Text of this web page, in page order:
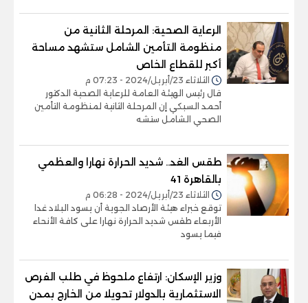
الرعاية الصحية: المرحلة الثانية من
منظومة التأمين الشامل ستشهد مساحة
أكبر للقطاع الخاص
الثلاثاء 23/أبريل/2024 - 07:23 م
قال رئيس الهيئة العامة للرعاية الصحية الدكتور
أحمد السبكي إن المرحلة الثانية لمنظومة التأمين
الصحي الشامل ستشه
طقس الغد.. شديد الحرارة نهارا والعظمي
بالقاهرة 41
الثلاثاء 23/أبريل/2024 - 06:28 م
توقع خبراء هيئة الأرصاد الجوية أن يسود البلاد غدا
الأربعاء طقس شديد الحرارة نهارا على كافة الأنحاء
فيما يسود
وزير الإسكان: ارتفاع ملحوظ في طلب الفرص
الاستثمارية بالدولار تحويلا من الخارج بمدن